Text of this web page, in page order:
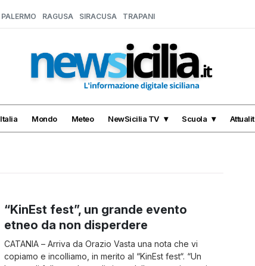
PALERMO RAGUSA SIRACUSA TRAPANI
Italia Mondo Meteo NewSicilia TV Scuola
“KinEst fest”, un grande evento
etneo da non disperdere
CATANIA – Arriva da Orazio Vasta una nota che vi
copiamo e incolliamo, in merito al “KinEst fest“. “Un